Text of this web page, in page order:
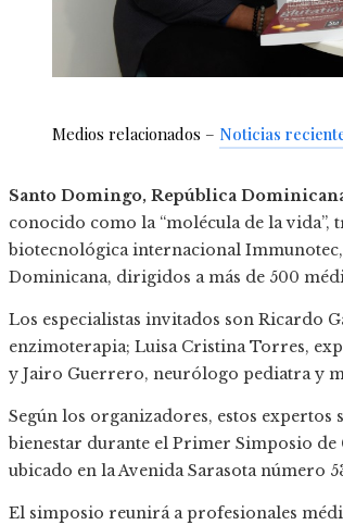
Medios relacionados – Noticias
Santo Domingo, República
conocido como la “molécula de la
biotecnológica internacional Immunotec,
Dominicana, dirigidos a más de 500
Los especialistas invitados son Ricardo
enzimoterapia; Luisa Cristina Torres,
y Jairo Guerrero, neurólogo pediatra y
Según los organizadores, estos
bienestar durante el Primer Simposio de
ubicado en la Avenida Sarasota número
El simposio reunirá a profesionales